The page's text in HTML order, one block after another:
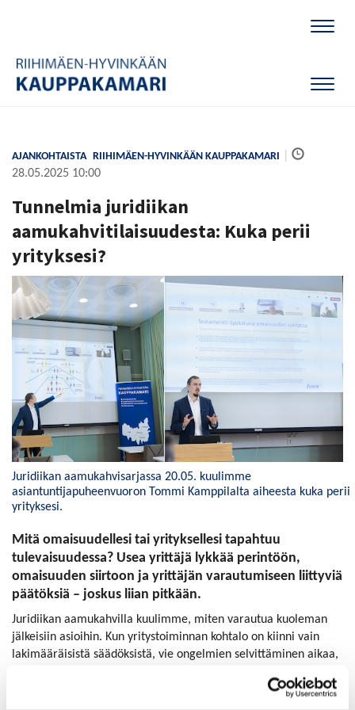
AJANKOHTAISTA RIIHIMÄEN-HYVINKÄÄN KAUPPAKAMARI
28.05.2025 10:00
Tunnelmia juridiikan
aamukahvitilaisuudesta: Kuka perii
yrityksesi?
Juridiikan aamukahvisarjassa 20.05. kuulimme
asiantuntijapuheenvuoron Tommi Kamppilalta aiheesta kuka perii
yrityksesi.
Mitä omaisuudellesi tai yrityksellesi tapahtuu
tulevaisuudessa? Usea yrittäjä lykkää perintöön,
omaisuuden siirtoon ja yrittäjän varautumiseen liittyviä
päätöksiä – joskus liian pitkään.
Juridiikan aamukahvilla kuulimme, miten varautua kuoleman
jälkeisiin asioihin. Kun yritystoiminnan kohtalo on kiinni vain
lakimääräisistä säädöksistä, vie ongelmien selvittäminen aikaa,
Testamentti on ainoa oikeudellisesti pätevä väline, jolla voi itse